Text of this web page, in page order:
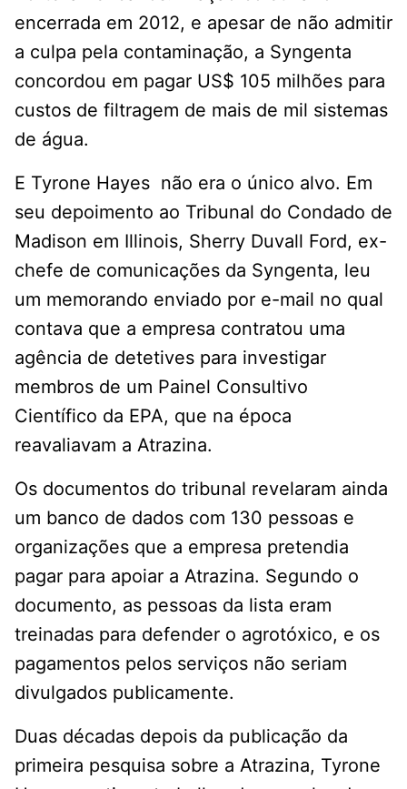
encerrada em 2012, e apesar de não admitir
a culpa pela contaminação, a Syngenta
concordou em pagar US$ 105 milhões para
custos de filtragem de mais de mil sistemas
de água.
E Tyrone Hayes não era o único alvo. Em
seu depoimento ao Tribunal do Condado de
Madison em Illinois, Sherry Duvall Ford, ex-
chefe de comunicações da Syngenta, leu
um memorando enviado por e-mail no qual
contava que a empresa contratou uma
agência de detetives para investigar
membros de um Painel Consultivo
Científico da EPA, que na época
reavaliavam a Atrazina.
Os documentos do tribunal revelaram ainda
um banco de dados com 130 pessoas e
organizações que a empresa pretendia
pagar para apoiar a Atrazina. Segundo o
documento, as pessoas da lista eram
treinadas para defender o agrotóxico, e os
pagamentos pelos serviços não seriam
divulgados publicamente.
Duas décadas depois da publicação da
primeira pesquisa sobre a Atrazina, Tyrone